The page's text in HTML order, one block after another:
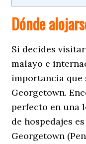
Dónde
Si decides
malayo e
importancia que
Georgetown.
perfecto en una
de hospedajes
Georgetown